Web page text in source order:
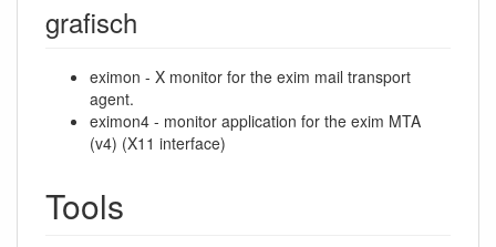
grafisch
eximon - X monitor for the exim mail transport
agent.
eximon4 - monitor application for the exim MTA
(v4) (X11 interface)
Tools